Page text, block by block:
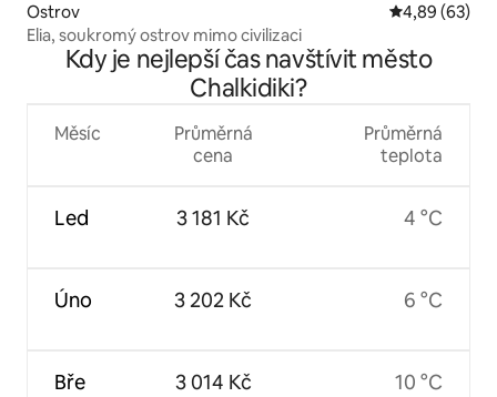
Ostrov Průměrné
4,89 (63)
Elia, soukromý ostrov mimo civilizaci
Kdy je nejlepší čas navštívit město
Chalkidiki?
Měsíc
Led
Úno
Bře
Průměrná
cena
3 181 Kč
3 202 Kč
3 014 Kč
Průměrná
teplota
4 °C
6 °C
10 °C